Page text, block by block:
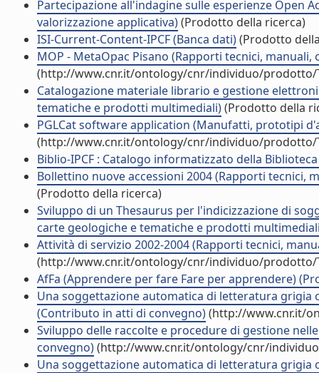
Partecipazione all'indagine sulle esperienze Open
valorizzazione applicativa)(Prodotto della ricerca)
ISI-Current-Content-IPCF (Banca dati)(Prodotto
MOP - MetaOpac Pisano (Rapporti tecnici,
(http://www.cnr.it/ontology/cnr/individuo/prodotto/
Catalogazione materiale librario e gestione
tematiche e prodotti multimediali)(Prodotto della
PGLCat software application (Manufatti, prototipi
(http://www.cnr.it/ontology/cnr/individuo/prodotto/
Biblio-IPCF : Catalogo informatizzato della
Bollettino nuove accessioni 2004 (Rapporti
(Prodotto della ricerca)
Sviluppo di un Thesaurus per l'indicizzazione di
carte geologiche e tematiche e prodotti
Attività di servizio 2002-2004 (Rapporti tecnici,
(http://www.cnr.it/ontology/cnr/individuo/prodotto/
AfFa (Apprendere per fare Fare per apprendere)
Una soggettazione automatica di letteratura grigia
(Contributo in atti di convegno)(http://www.cnr.it/
Sviluppo delle raccolte e procedure di gestione
convegno)(http://www.cnr.it/ontology/cnr/
Una soggettazione automatica di letteratura grigia